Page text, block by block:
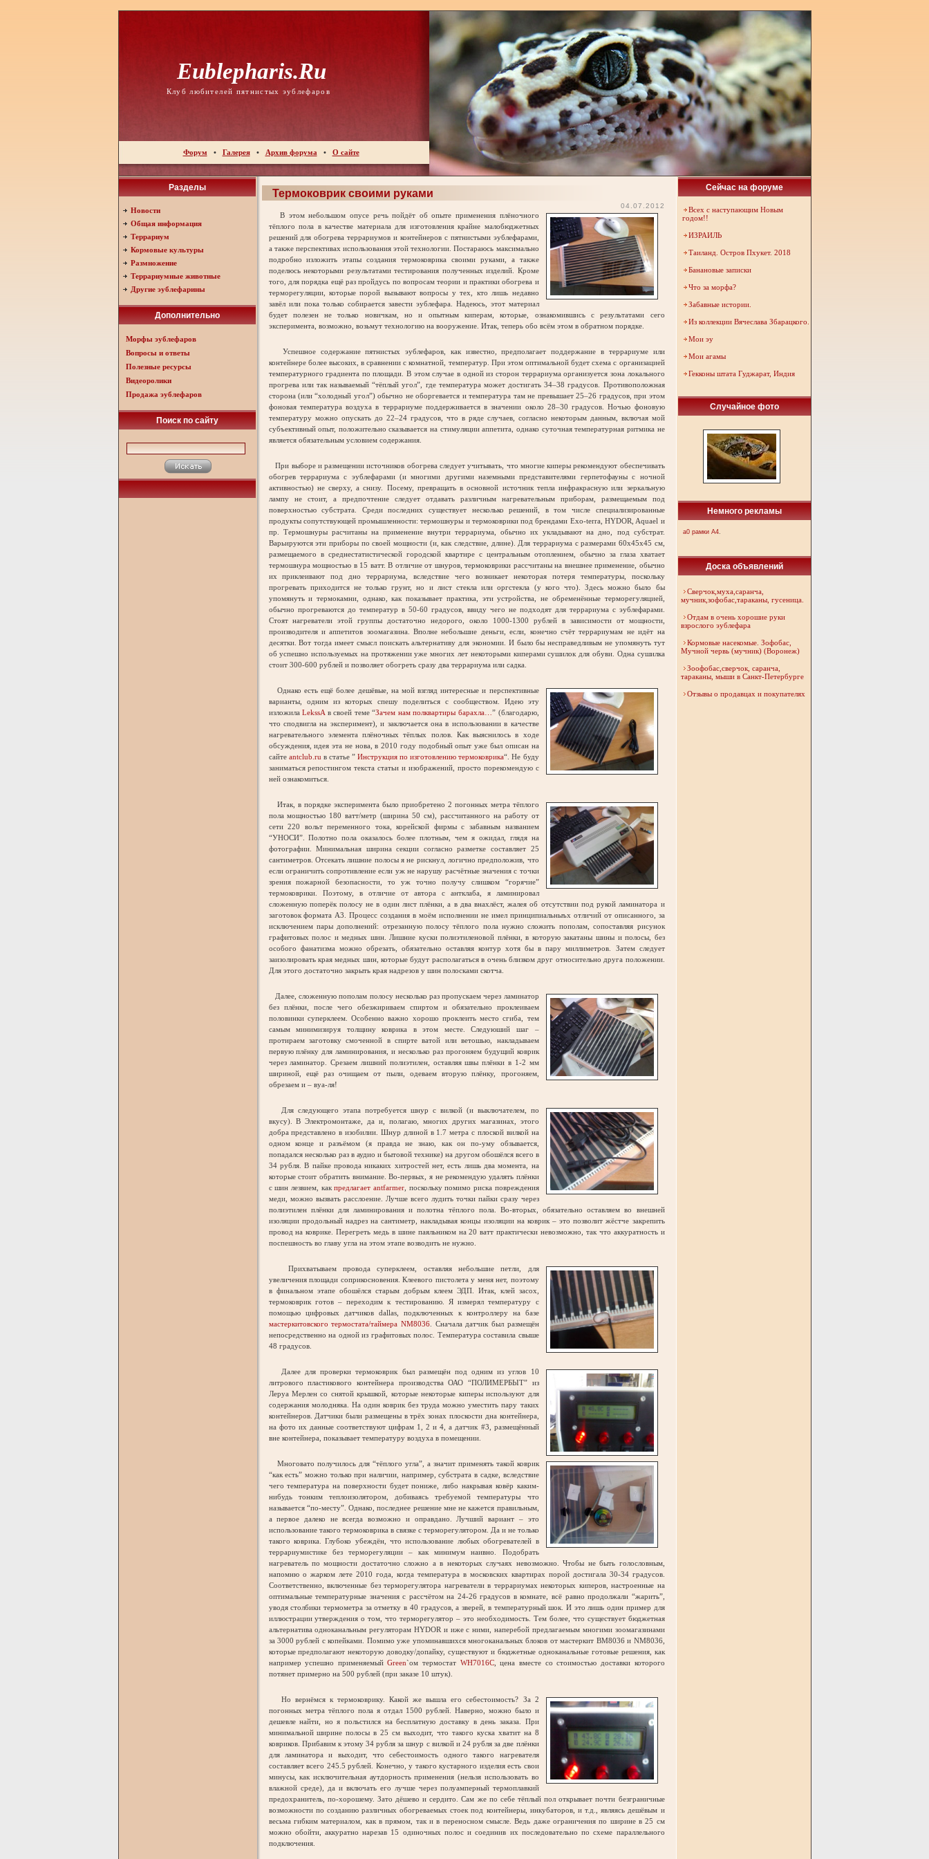
Eublepharis.ru
Клуб любителей пятнистых эублефаров
Форум • Галерея• Архив форума • О сайте
Разделы
Новости
Общая информация
Террариум
Кормовые культуры
Размножение
Террариумные животные
Другие эублефарины
Дополнительно
Морфы эублефаров
Вопросы и ответы
Полезные ресурсы
Видеоролики
Продажа эублефаров
Поиск по сайту
Сейчас на форуме
Всех с наступающим Новым
годом!!
ИЗРАИЛЬ
Таиланд. Остров Пхукет. 2018
Банановые записки
Что за морфа?
Забавные истории.
Из коллекции Вячеслава Збарацкого.
Мои эу
Мои агамы
Гекконы штата Гуджарат, Индия
Случайное фото
Немного рекламы
а0 рамки А4.
Доска объявлений
Сверчок,муха,саранча,
мучник,зофобас,тараканы, гусеница.
Отдам в очень хорошие руки
взрослого эублефара
Кормовые насекомые. Зофобас,
Мучной червь (мучник) (Воронеж)
Зоофобас,сверчок, саранча,
тараканы, мыши в Санкт-Петербурге
Отзывы о продавцах и покупателях
Термоковрик своими руками
04.07.2012
В этом небольшом опусе речь пойдёт об опыте применения плёночного
тёплого пола в качестве материала для изготовления крайне малобюджетных
решений для обогрева террариумов и контейнеров с пятнистыми эублефарами,
а также перспективах использования этой технологии. Постараюсь максимально
подробно изложить этапы создания термоковрика своими руками, а также
поделюсь некоторыми результатами тестирования полученных изделий. Кроме
того, для порядка ещё раз пройдусь по вопросам теории и практики обогрева и
терморегуляции, которые порой вызывают вопросы у тех, кто лишь недавно
завёл или пока только собирается завести эублефара. Надеюсь, этот материал
будет полезен не только новичкам, но и опытным киперам, которые, ознакомившись с результатами сего
эксперимента, возможно, возьмут технологию на вооружение. Итак, теперь обо всём этом в обратном порядке.
Успешное содержание пятнистых эублефаров, как известно, предполагает поддержание в террариуме или
контейнере более высоких, в сравнении с комнатной, температур. При этом оптимальной будет схема с организацией
температурного градиента по площади. В этом случае в одной из сторон террариума организуется зона локального
прогрева или так называемый “тёплый угол”, где температура может достигать 34–38 градусов. Противоположная
сторона (или “холодный угол”) обычно не оборгевается и температура там не превышает 25–26 градусов, при этом
фоновая температура воздуха в террариуме поддерживается в значении около 28–30 градусов. Ночью фоновую
температуру можно опускать до 22–24 градусов, что в ряде случаев, согласно некоторым данным, включая мой
субъективный опыт, положительно сказывается на стимуляции аппетита, однако суточная температурная ритмика не
является обязательным условием содержания.
При выборе и размещении источников обогрева следует учитывать, что многие киперы рекомендуют обеспечивать
обогрев террариума с эублефарами (и многими другими наземными представителями герпетофауны с ночной
активностью) не сверху, а снизу. Посему, превращать в основной источник тепла инфракрасную или зеркальную
лампу не стоит, а предпочтение следует отдавать различным нагревательным приборам, размещаемым под
поверхностью субстрата. Среди последних существует несколько решений, в том числе специализированные
продукты сопутствующей промышленности: термошнуры и термоковрики под брендами Exo-terra, HYDOR, Aquael и
пр. Термошнуры расчитаны на применение внутри террариума, обычно их укладывают на дно, под субстрат.
Варьируются эти приборы по своей мощности (и, как следствие, длине). Для террариума с размерами 60х45х45 см,
размещаемого в среднестатистической городской квартире с центральным отоплением, обычно за глаза хватает
термошнура мощностью в 15 ватт. В отличие от шнуров, термоковрики рассчитаны на внешнее применение, обычно
их приклеивают под дно террариума, вследствие чего возникает некоторая потеря температуры, поскольку
прогревать приходится не только грунт, но и лист стекла или оргстекла (у кого что). Здесь можно было бы
упомянуть и термокамни, однако, как показывает практика, эти устройства, не обременённые терморегуляцией,
обычно прогреваются до температур в 50-60 градусов, ввиду чего не подходят для террариума с эублефарами.
Стоят нагреватели этой группы достаточно недорого, около 1000-1300 рублей в зависимости от мощности,
производителя и аппетитов зоомагазина. Вполне небольшие деньги, если, конечно счёт террариумам не идёт на
десятки. Вот тогда имеет смысл поискать альтернативу для экономии. И было бы несправедливым не упомянуть тут
об успешно используемых на протяжении уже многих лет некоторыми киперами сушилок для обуви. Одна сушилка
стоит 300-600 рублей и позволяет обогреть сразу два террариума или садка.
Однако есть ещё более дешёвые, на мой взгляд интересные и перспективные
варианты, одним из которых спешу поделиться с сообществом. Идею эту
изложилаLekssA в своей теме “Зачем нам полквартиры барахла…” (благодарю,
что сподвигла на эксперимент), и заключается она в использовании в качестве
нагревательного элемента плёночных тёплых полов. Как выяснилось в ходе
обсуждения, идея эта не нова, в 2010 году подобный опыт уже был описан на
сайте antclub.ru в статье ”Инструкция по изготовлению термоковрика“. Не буду
заниматься репостингом текста статьи и изображений, просто порекомендую с
ней ознакомиться.
Итак, в порядке эксперимента было приобретено 2 погонных метра тёплого
пола мощностью 180 ватт/метр (ширина 50 см), рассчитанного на работу от
сети 220 вольт переменного тока, корейской фирмы с забавным названием
“УНОСИ”. Полотно пола оказалось более плотным, чем я ожидал, глядя на
фотографии. Минимальная ширина секции согласно разметке составляет 25
сантиметров. Отсекать лишние полосы я не рискнул, логично предположив, что
если ограничить сопротивление если уж не нарушу расчётные значения с точки
зрения пожарной безопасности, то уж точно получу слишком “горячие”
термоковрики. Поэтому, в отличие от автора с антклаба, я ламинировал
сложенную поперёк полосу не в один лист плёнки, а в два внахлёст, жалея об отсутствии под рукой ламинатора и
заготовок формата А3. Процесс создания в моём исполнении не имел принципиальныъх отличий от описанного, за
исключением пары дополнений: отрезанную полосу тёплого пола нужно сложить пополам, сопоставляя рисунок
графитовых полос и медных шин. Лишние куски полиэтиленовой плёнки, в которую закатаны шины и полосы, без
особого фанатизма можно обрезать, обязательно оставляя контур хотя бы в пару миллиметров. Затем следует
заизолировать края медных шин, которые будут располагаться в очень близком друг относительно друга положении.
Для этого достаточно закрыть края надрезов у шин полосками скотча.
Далее, сложенную пополам полосу несколько раз пропускаем через ламинатор
без плёнки, после чего обезжириваем спиртом и обязательно проклеиваем
половинки суперклеем. Особенно важно хорошо проклеить место сгиба, тем
самым минимизируя толщину коврика в этом месте. Следуюший шаг –
протираем заготовку смоченной в спирте ватой или ветошью, накладываем
первую плёнку для ламинирования, и несколько раз прогоняем будущий коврик
через ламинатор. Срезаем лишний полиэтилен, оставляя швы плёнки в 1-2 мм
шириной, ещё раз очищаем от пыли, одеваем вторую плёнку, прогоняем,
обрезаем и – вуа-ля!
Для следующего этапа потребуется шнур с вилкой (и выключателем, по
вкусу). В Электромонтаже, да и, полагаю, многих других магазинах, этого
добра представлено в изобилии. Шнур длиной в 1.7 метра с плоской вилкой на
одном конце и разъёмом (я правда не знаю, как он по-уму обзывается,
попадался несколько раз в аудио и бытовой технике) на другом обошёлся всего в
34 рубля. В пайке провода никаких хитростей нет, есть лишь два момента, на
которые стоит обратить внимание. Во-первых, я не рекомендую удалять плёнки
с шин лезвием, какпредлагает antfarmer, поскольку помимо риска повреждения
меди, можно вызвать расслоение. Лучше всего лудить точки пайки сразу через
полиэтилен плёнки для ламинирования и полотна тёплого пола. Во-вторых, обязательно оставляем во внешней
изоляции продольный надрез на сантиметр, накладывая концы изоляции на коврик – это позволит жёстче закрепить
провод на коврике. Перегреть медь в шине паяльником на 20 ватт практически невозможно, так что аккуратность и
поспешность во главу угла на этом этапе возводить не нужно.
Прихватываем провода суперклеем, оставляя небольшие петли, для
увеличения площади соприкосновения. Клеевого пистолета у меня нет, поэтому
в финальном этапе обошёлся старым добрым клеем ЭДП. Итак, клей засох,
термоковрик готов – переходим к тестированию. Я измерял температуру с
помощью цифровых датчиков dallas, подключенных к контроллеру на базе
мастеркитовского термостата/таймера NM8036. Сначала датчик был размещён
непосредственно на одной из графитовых полос. Температура составила свыше
48 градусов.
Далее для проверки термоковрик был размещён под одним из углов 10
литрового пластикового контейнера производства ОАО “ПОЛИМЕРБЫТ” из
Леруа Мерлен со снятой крышкой, которые некоторые киперы используют для
содержания молодняка. На один коврик без труда можно уместить пару таких
контейнеров. Датчики были размещены в трёх зонах плоскости дна контейнера,
на фото их данные соответствуют цифрам 1, 2 и 4, а датчик #3, размещённый
вне контейнера, показывает температуру воздуха в помещении.
Многовато получилось для “тёплого угла”, а значит применять такой коврик
“как есть” можно только при наличии, например, субстрата в садке, вследствие
чего температура на поверхности будет пониже, либо накрывая ковёр каким-
нибудь тонким теплоизолятором, добиваясь требуемой температуры что
называется “по-месту”. Однако, последнее решение мне не кажется правильным,
а первое далеко не всегда возможно и оправдано. Лучший вариант – это
использование такого термоковрика в связке с терморегулятором. Да и не только
такого коврика. Глубоко убеждён, что использование любых обогревателей в
террариумистике без терморегуляции – как минимум наивно. Подобрать
нагреватель по мощности достаточно сложно а в некоторых случаях невозможно. Чтобы не быть голословным,
напомню о жарком лете 2010 года, когда температура в московских квартирах порой достигала 30-34 градусов.
Соответственно, включенные без терморегулятора нагреватели в террариумах некоторых киперов, настроенные на
оптимальные температурные значения с рассчётом на 24-26 градусов в комнате, всё равно продолжали “жарить”,
уводя столбики термометра за отметку в 40 градусов, а зверей, в температурный шок. И это лишь один пример для
иллюстрации утверждения о том, что терморегулятор – это необходимость. Тем более, что существует бюджетная
альтернатива одноканальным регуляторам HYDOR и иже с ними, наперебой предлагаемым многими зоомагазинами
за 3000 рублей с копейками. Помимо уже упоминавшихся многоканальных блоков от мастеркит BM8036 и NM8036,
которые предполагают некоторую доводку/допайку, существуют и бюджетные одноканальные готовые решения, как
например успешно применяемыйGreen`ом термостат WH7016C, цена вместе со стоимостью доставки которого
потянет примерно на 500 рублей (при заказе 10 штук).
Но вернёмся к термоковрику. Какой же вышла его себестоимость? За 2
погонных метра тёплого пола я отдал 1500 рублей. Наверно, можно было и
дешевле найти, но я польстился на бесплатную доставку в день заказа. При
минимальной ширине полосы в 25 см выходит, что такого куска хватит на 8
ковриков. Прибавим к этому 34 рубля за шнур с вилкой и 24 рубля за две плёнки
для ламинатора и выходит, что себестоимость одного такого нагревателя
составляет всего 245.5 рублей. Конечно, у такого кустарного изделия есть свои
минусы, как исключительная аутдорность применения (нельзя использовать во
влажной среде), да и включать его лучше через полуамперный термоплавкий
предохранитель, по-хорошему. Зато дёшево и сердито. Сам же по себе тёплый пол открывает почти безграничные
возможности по созданию различных обогреваемых стоек под контейнеры, инкубаторов, и т.д., являясь дешёвым и
весьма гибким материалом, как в прямом, так и в переносном смысле. Ведь даже ограничения по ширине в 25 см
можно обойти, аккуратно нарезав 15 одиночных полос и соединив их последовательно по схеме параллельного
подключения.